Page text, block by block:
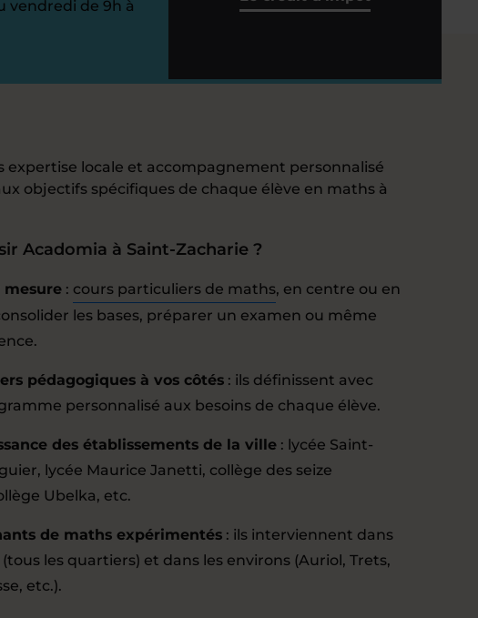
vendredi de 9h à
expertise locale et accompagnement personnalisé
objectifs spécifiques de chaque élève en maths à
Acadomia à Saint-Zacharie ?
mesure : cours particuliers de maths, en centre ou en
les bases, préparer un examen ou même
pédagogiques à vos côtés : ils définissent avec
personnalisé aux besoins de chaque élève.
des établissements de la ville : lycée Saint-
lycée Maurice Janetti, collège des seize
Ubelka, etc.
de maths expérimentés : ils interviennent dans
les quartiers) et dans les environs (Auriol, Trets,
etc.).